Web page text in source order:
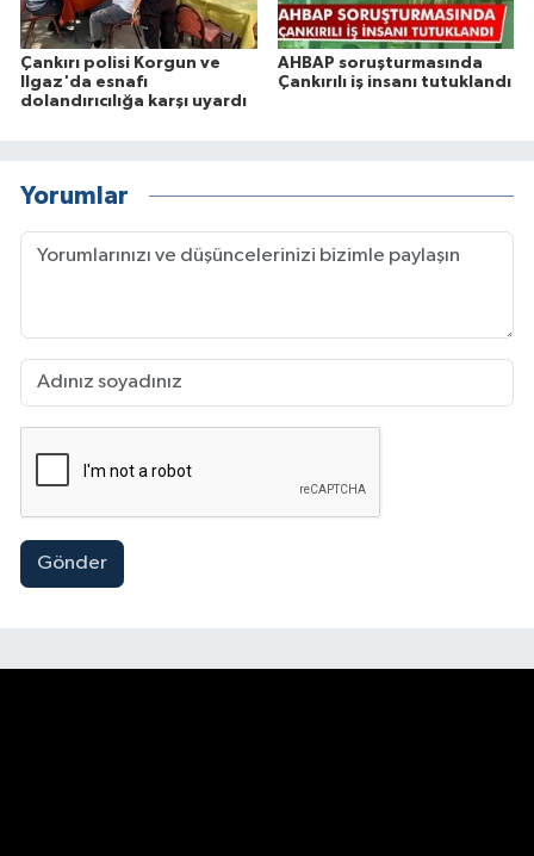
Çankırı polisi Korgun ve
Ilgaz'da esnafı
dolandırıcılığa karşı uyardı
AHBAP soruşturmasında
Çankırılı iş insanı tutuklandı
Yorumlar
Gönder